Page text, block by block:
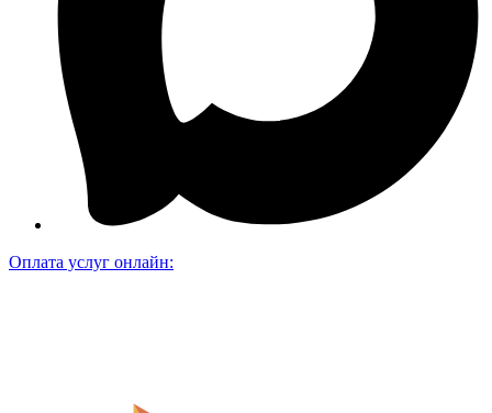
Оплата услуг онлайн: